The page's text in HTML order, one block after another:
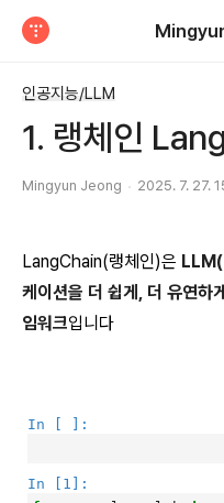
인공지능/LLM
1. 랭체인
Mingyun Jeong 2025. 7. 27.
LangChain(랭체인)은
케이션을 더 쉽게, 더 유연하
임워크입니다
In [ ]:
In [1]: